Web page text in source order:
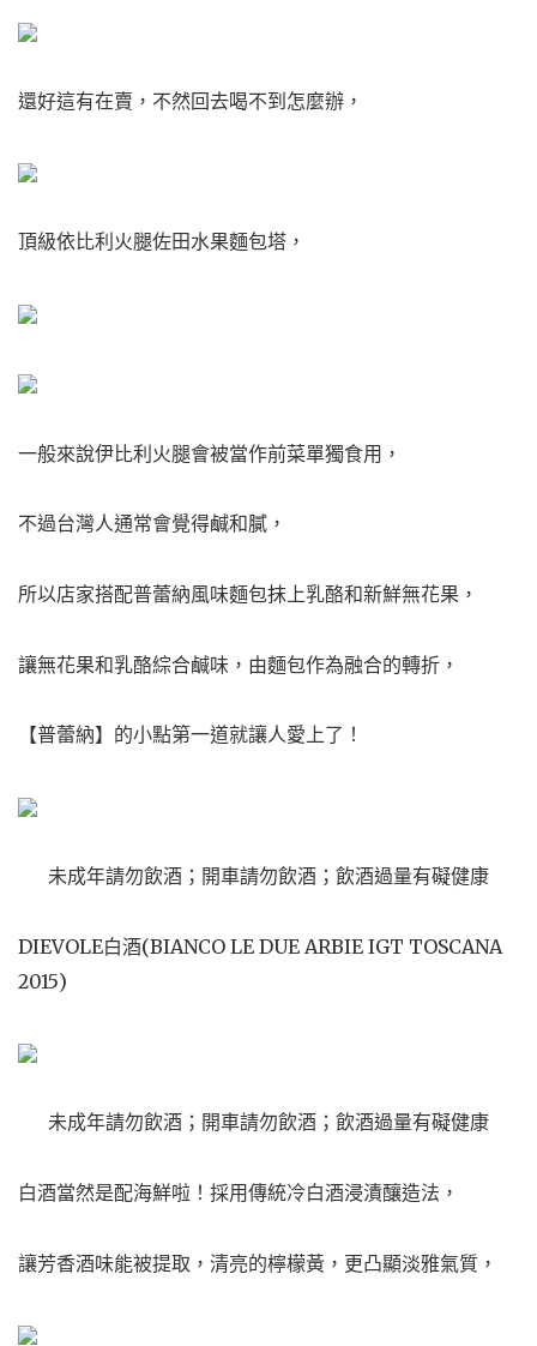
還好這有在賣，不然回去喝不到怎麼辦，
頂級依比利火腿佐田水果麵包塔，
一般來說伊比利火腿會被當作前菜單獨食用，
不過台灣人通常會覺得鹹和膩，
所以店家搭配普蕾納風味麵包抹上乳酪和新鮮無花果，
讓無花果和乳酪綜合鹹味，由麵包作為融合的轉折，
【普蕾納】的小點第一道就讓人愛上了！
未成年請勿飲酒；開車請勿飲酒；飲酒過量有礙健康
DIEVOLE白酒(BIANCO LE DUE ARBIE IGT TOSCANA
2015)
未成年請勿飲酒；開車請勿飲酒；飲酒過量有礙健康
白酒當然是配海鮮啦！採用傳統冷白酒浸漬釀造法，
讓芳香酒味能被提取，清亮的檸檬黃，更凸顯淡雅氣質，